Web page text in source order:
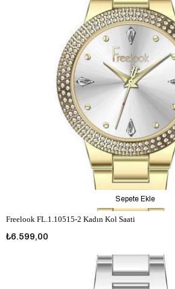
Freelook FL.1.10515-2 Kadın Kol Saati
₺6.599,00
Sepete Ekle